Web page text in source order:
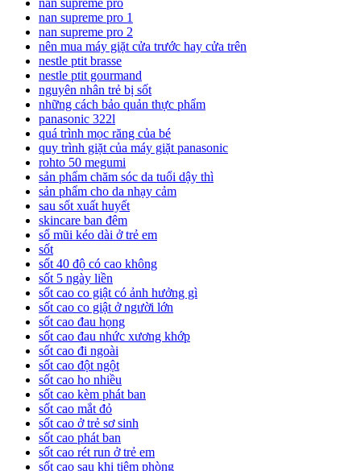
nan supreme pro 1
nan supreme pro 2
nên mua máy giặt cửa trước hay cửa trên
nestle ptit brasse
nestle ptit gourmand
nguyên nhân trẻ bị sốt
những cách bảo quản thực phẩm
panasonic 322l
quá trình mọc răng của bé
quy trình giặt của máy giặt panasonic
rohto 50 megumi
sản phẩm chăm sóc da tuổi dậy thì
sản phẩm cho da nhạy cảm
sau sốt xuất huyết
skincare ban đêm
sổ mũi kéo dài ở trẻ em
sốt
sốt 40 độ có cao không
sốt 5 ngày liền
sốt cao co giật có ảnh hưởng gì
sốt cao co giật ở người lớn
sốt cao đau họng
sốt cao đau nhức xương khớp
sốt cao đi ngoài
sốt cao đột ngột
sốt cao ho nhiều
sốt cao kèm phát ban
sốt cao mắt đỏ
sốt cao ở trẻ sơ sinh
sốt cao phát ban
sốt cao rét run ở trẻ em
sốt cao sau khi tiêm phòng